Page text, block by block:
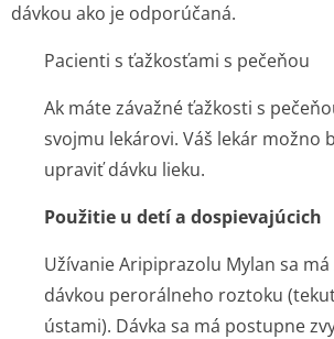
dávkou ako je odporúčaná.
Pacienti s ťažkosťami s pečeňou
Ak máte závažné ťažkosti s
svojmu lekárovi. Váš lekár možno
upraviť dávku lieku.
Použitie u detí a dospievajúcich
Užívanie Aripiprazolu Mylan sa
dávkou perorálneho roztoku
ústami). Dávka sa má postupne